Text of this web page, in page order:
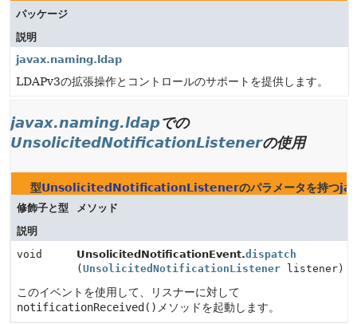
パッケージ
説明
javax.naming.ldap
LDAPv3の拡張操作とコントロールのサポートを提供します。
javax.naming.ldapでの
UnsolicitedNotificationListenerの使用
型UnsolicitedNotificationListenerのパラメータを持つ
修飾子と型
メソッド
説明
void
UnsolicitedNotificationEvent.dispatch
( UnsolicitedNotificationListener listener)
このイベントを使用して、リスナーに対して
notificationReceived() メソッドを起動します。